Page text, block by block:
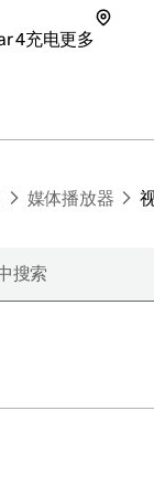
4充电更多
新
媒体播放器